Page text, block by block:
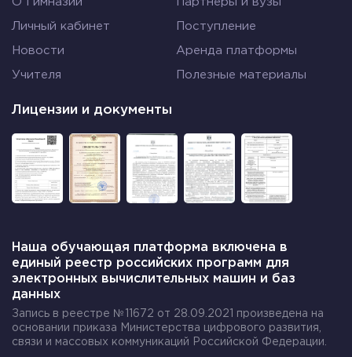
Найдем среднее арифметическое для каждого
спортсмена:
11+11+12+11+9+11+12/7=77/7=11
Спортсмен 2:
12+10+9+12+11+12+11=77/7=11
Спортсмен 1:
(11-11)²+(11-11)²+(12-11)²+(11-11)²+(9-11)²+(11-11)²+(12-
11)²=0+0+1+0+4+0+1:7=0,86
Спортсмен 2:
Личный кабинет Поступление
Новости Аренда платформы
Учителя Полезные материалы
Лицензии и документы
Наша обучающая платформа включена в
единый реестр российских программ для
электронных вычислительных машин и баз
данных
Запись в реестре №11672 от 28.09.2021 произведена на
основании приказа Министерства цифрового развития,
связи и массовых коммуникаций Российской Федерации.